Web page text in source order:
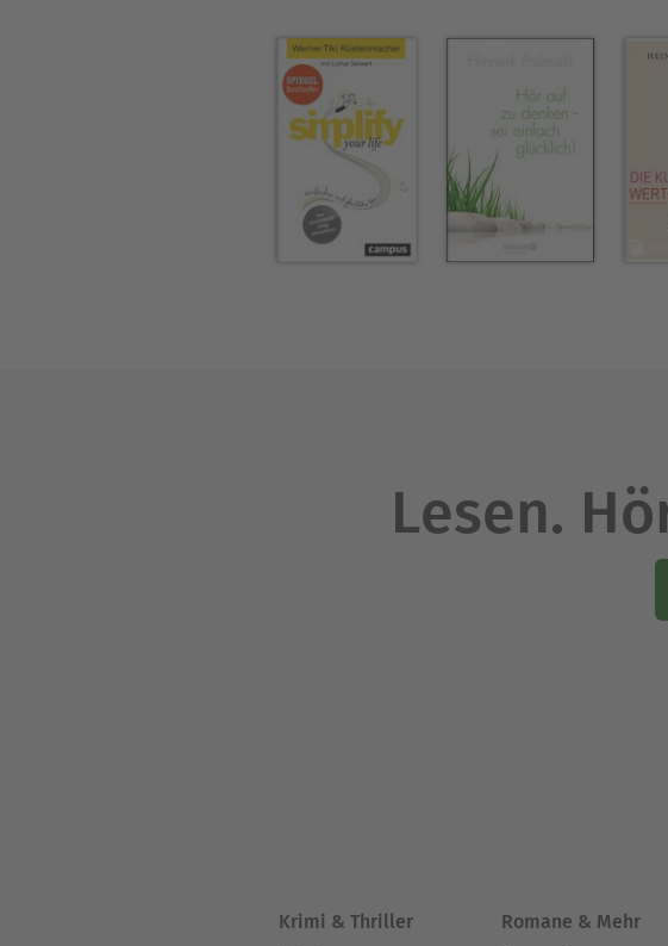
der Bühne und vermittelt die
Kolumnist bei der Frankfurter Rundschau.
Lesen.
Krimi & Thriller Romane & Mehr